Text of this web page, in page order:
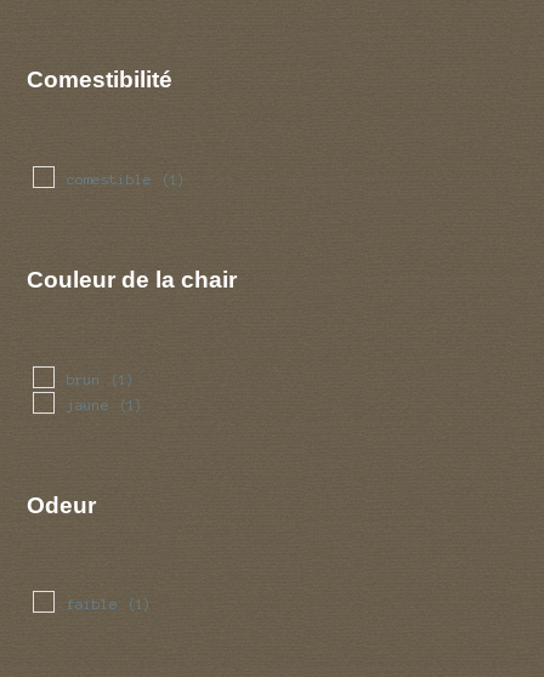
Comestibilité
comestible (1)
Couleur de la chair
brun (1)
jaune (1)
Odeur
faible (1)